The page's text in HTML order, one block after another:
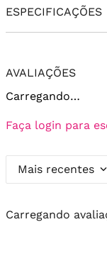
ESPECIFICAÇÕES
AVALIAÇÕES
Carregando…
Faça login para
Mais recentes
Carregando